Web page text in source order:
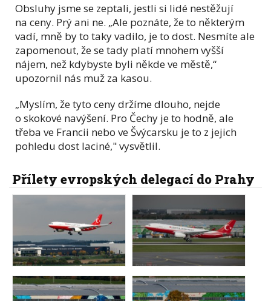
Obsluhy jsme se zeptali, jestli si lidé nestěžují
na ceny. Prý ani ne. „Ale poznáte, že to některým
vadí, mně by to taky vadilo, je to dost. Nesmíte ale
zapomenout, že se tady platí mnohem vyšší
nájem, než kdybyste byli někde ve městě,“
upozornil nás muž za kasou.
„Myslím, že tyto ceny držíme dlouho, nejde
o skokové navýšení. Pro Čechy je to hodně, ale
třeba ve Francii nebo ve Švýcarsku je to z jejich
pohledu dost laciné," vysvětlil.
Přílety evropských delegací do Prahy